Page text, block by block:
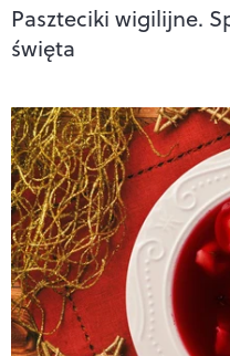
Paszteciki wigilijne.
święta